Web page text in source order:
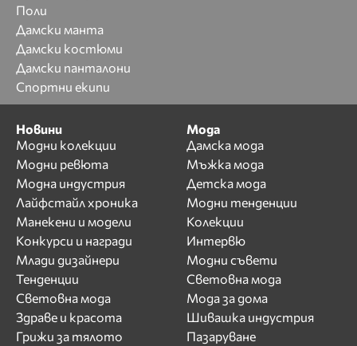
Поли
Дамски манта
Дамски костюми
Дамски панталони
Спортни екипи
Новини
Модни колекции
Модни ревюта
Модна индустрия
Лайфстайл хроника
Манекени и модели
Конкурси и награди
Млади дизайнери
Тенденции
Световна мода
Здраве и красота
Грижи за тялото
Мода
Дамска мода
Мъжка мода
Детска мода
Модни тенденции
Колекции
Интервю
Модни съвети
Световна мода
Мода за дома
Шивашка индустрия
Пазаруване